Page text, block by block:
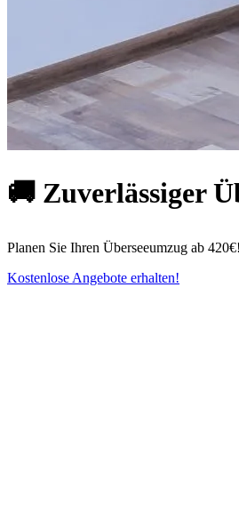
🚚 Zuverlässiger
Planen Sie Ihren Überseeumzug ab
Kostenlose Angebote erhalten!